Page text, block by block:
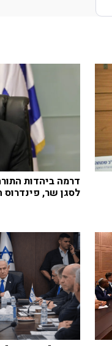
דרמה ביהדות
לסגן שר, פינדרוס